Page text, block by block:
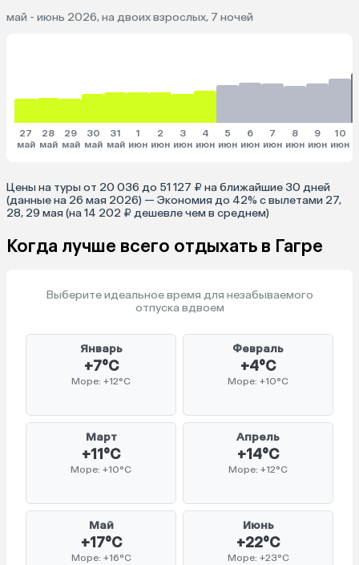
май - июнь 2026, на двоих взрослых, 7 ночей
27
май
28
май
29
май
30
май
31
май
1
июн
2
июн
3
июн
4
июн
5
июн
6
июн
7
июн
8
июн
9
июн
10
июн
Цены на туры от 20 036 до 51 127 ₽ на ближайшие 30 дней
(данные на 26 мая 2026) — Экономия до 42% с вылетами 27,
28, 29 мая (на 14 202 ₽ дешевле чем в среднем)
Когда лучше всего отдыхать в Гагре
Выберите идеальное время для незабываемого
отпуска вдвоем
Январь
+7°C
Море: +12°C
Февраль
+4°C
Море: +10°C
Март
+11°C
Море: +10°C
Апрель
+14°C
Море: +12°C
Май
+17°C
Море: +16°C
Июнь
+22°C
Море: +23°C